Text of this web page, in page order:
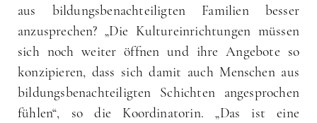
aus bildungsbenachteiligten Familien besser
anzusprechen? „Die Kultureinrichtungen müssen
sich noch weiter öffnen und ihre Angebote so
konzipieren, dass sich damit auch Menschen aus
bildungsbenachteiligten Schichten angesprochen
fühlen“, so die Koordinatorin. „Das ist eine